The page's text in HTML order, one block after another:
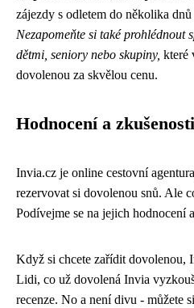
zájezdy s odletem do několika
Nezapomeňte si také prohlédnout
dětmi, seniory nebo skupiny, které
dovolenou za skvělou cenu.
Hodnocení a
Invia.cz je online cestovní
rezervovat si dovolenou snů. Ale
Podívejme se na jejich hodnocení
Když si chcete zařídit dovolenou,
Lidi, co už dovolená Invia
recenze. No a není divu - můžete